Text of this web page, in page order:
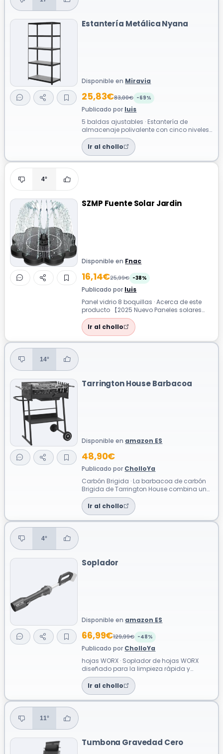
Estantería Metálica Nyana
Disponible en Miravia
25,83€83,00€ -69%
Publicado por luis
5 baldas ajustables · Estantería de
almacenaje polivalente con cinco niveles
ajustables en altura, diseñada para
sopo...
Ir al chollo
4°
SZMP Fuente Solar Jardin
Disponible en Fnac
16,14€25,99€ -38%
Publicado por luis
Panel vidrio 8 boquillas · Acerca de este
producto 【2025 Nuevo Paneles solares
100% de vidrio】Esta fuente de pájaros ...
Ir al chollo
14°
Tarrington House Barbacoa
Disponible en amazon ES
48,90€
Publicado por CholloYa
Carbón Brigida · La barbacoa de carbón
Brigida de Tarrington House combina un
diseño robusto en acero y madera con
fu...Ir al chollo
4°
Soplador
Disponible en amazon ES
66,99€129,99€ -48%
Publicado por CholloYa
hojas WORX · Soplador de hojas WORX
diseñado para la limpieza rápida y
eficiente de jardines, caminos y parcelas.
Su ...Ir al chollo
11°
Tumbona Gravedad Cero